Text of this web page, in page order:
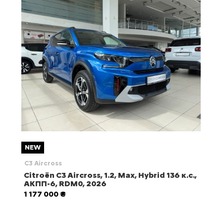
NEW
C3 Aircross
Citroën C3 Aircross, 1.2, Max, Hybrid 136 к.с.,
АКПП-6, RDM0, 2026
1 177 000 ₴